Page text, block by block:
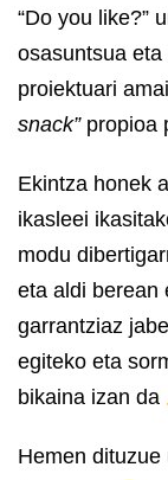
“Do you like?”
osasuntsua
proiektuari
snack”propioa
Ekintza honek
ikasleei
modu
eta aldi berean
garrantziaz
egiteko eta
bikaina izan da
Hemen